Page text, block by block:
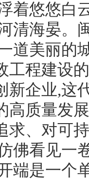
着悠悠白
清海晏。
道美丽的
工程建设
新企业,这
高质量发
求、对可
佛看见一
端是一个